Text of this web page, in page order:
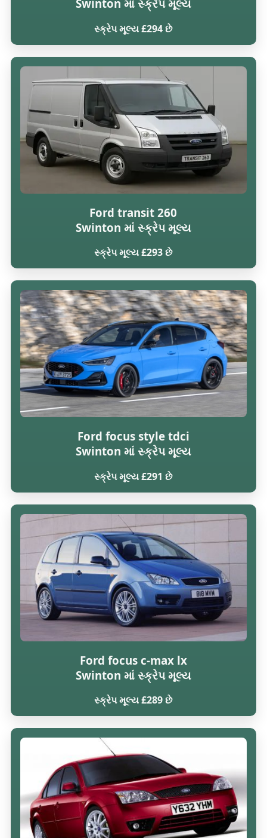
Swinton માં સ્ક્રેપ મૂલ્ય
સ્ક્રેપ મૂલ્ય £294 છે
Ford transit 260
Swinton માં સ્ક્રેપ મૂલ્ય
સ્ક્રેપ મૂલ્ય £293 છે
Ford focus style tdci
Swinton માં સ્ક્રેપ મૂલ્ય
સ્ક્રેપ મૂલ્ય £291 છે
Ford focus c-max lx
Swinton માં સ્ક્રેપ મૂલ્ય
સ્ક્રેપ મૂલ્ય £289 છે